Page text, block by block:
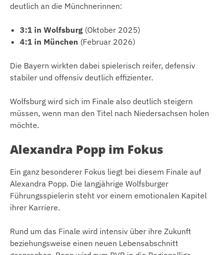
deutlich an die Münchnerinnen:
3:1 in Wolfsburg (Oktober 2025)
4:1 in München (Februar 2026)
Die Bayern wirkten dabei spielerisch reifer, defensiv
stabiler und offensiv deutlich effizienter.
Wolfsburg wird sich im Finale also deutlich steigern
müssen, wenn man den Titel nach Niedersachsen holen
möchte.
Alexandra Popp im Fokus
Ein ganz besonderer Fokus liegt bei diesem Finale auf
Alexandra Popp. Die langjährige Wolfsburger
Führungsspielerin steht vor einem emotionalen Kapitel
ihrer Karriere.
Rund um das Finale wird intensiv über ihre Zukunft
beziehungsweise einen neuen Lebensabschnitt